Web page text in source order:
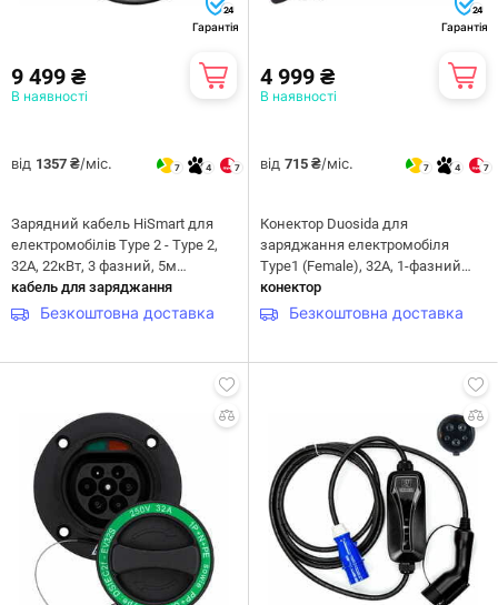
24
Гарантія
9 499 ₴
В наявності
від 1357 ₴/міс. 7 4 7
Зарядний кабель HiSmart для
електромобілів Type 2 - Type 2,
32A, 22кВт, 3 фазний, 5м
(EV200023)
кабель для заряджання
Безкоштовна доставка
24
Гарантія
4 999 ₴
В наявності
від 715 ₴/міс. 7 4 7
Конектор Duosida для
заряджання електромобіля
Type1 (Female), 32A, 1-фазний
(EV200177)
конектор
Безкоштовна доставка